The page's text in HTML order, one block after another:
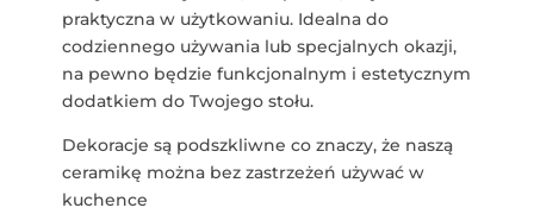
praktyczna w użytkowaniu. Idealna do
codziennego używania lub specjalnych okazji,
na pewno będzie funkcjonalnym i estetycznym
dodatkiem do Twojego stołu.
Dekoracje są podszkliwne co znaczy, że naszą
ceramikę można bez zastrzeżeń używać w
kuchence